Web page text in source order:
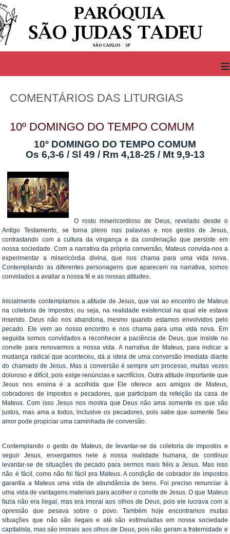
≡
COMENTÁRIOS DAS LITURGIAS
10º DOMINGO DO TEMPO COMUM
10º DOMINGO DO TEMPO COMUM
Os 6,3-6 / Sl 49 / Rm 4,18-25 / Mt 9,9-13
O rosto misericordioso de Deus, revelado desde o
Antigo Testamento, se torna pleno nas palavras e nos gestos de Jesus,
contrastando com a cultura da vingança e da condenação que persiste em
nossa sociedade. Com a narrativa da própria conversão, Mateus convida-nos a
experimentar a misericórdia divina, que nos chama para uma vida nova.
Contemplando as diferentes personagens que aparecem na narrativa, somos
convidados a avaliar a nossa fé e as nossas atitudes.
Inicialmente contemplamos a atitude de Jesus, que vai ao encontro de Mateus
na coletoria de impostos, ou seja, na realidade existencial na qual ele estava
inserido. Deus não nos abandona, mesmo quando estamos envolvidos pelo
pecado. Ele vem ao nosso encontro e nos chama para uma vida nova. Em
seguida somos convidados a reconhecer a paciência de Deus, que insiste no
convite para renovarmos a nossa vida. A narrativa de Mateus, para indicar a
mudança radical que aconteceu, dá a ideia de uma conversão imediata diante
do chamado de Jesus. Mas a conversão é sempre um processo, muitas vezes
doloroso e difícil, pois exige renúncias e sacrifícios. Outra atitude importante que
Jesus nos ensina é a acolhida que Ele oferece aos amigos de Mateus,
cobradores de impostos e pecadores, que participam da refeição da casa de
Mateus. Com isso Jesus nos mostra que Deus não ama somente os que são
justos, mas ama a todos, inclusive os pecadores, pois sabe que somente Seu
amor pode propiciar uma caminhada de conversão.
Contemplando o gesto de Mateus, de levantar-se da coletoria de impostos e
seguir Jesus, enxergamos nele a nossa realidade humana, de contínuo
levantar-se de situações de pecado para sermos mais fiéis a Jesus. Mas isso
não é fácil, como não foi fácil pra Mateus. A condição de cobrador de impostos
garantia a Mateus uma vida de abundância de bens. Foi preciso renunciar à
uma vida de vantagens materiais para acolher o convite de Jesus. O que Mateus
fazia não era ilegal, mas era imoral aos olhos de Deus, pois ele lucrava com a
opressão que pesava sobre o povo. Também hoje encontramos muitas
situações que não são ilegais e até são estimuladas em nossa sociedade
capitalista, mas são imorais aos olhos de Deus, pois não geram a fraternidade e